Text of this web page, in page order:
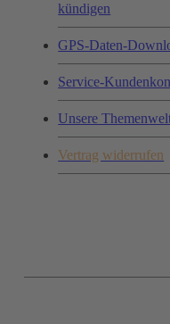
kündigen
GPS-Daten-
Service-
Unsere
Vertrag widerrufen